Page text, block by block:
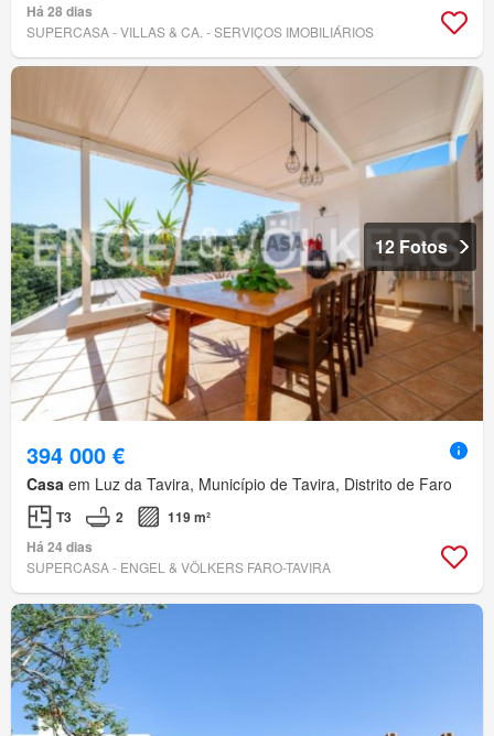
Há 28 dias
SUPERCASA - VILLAS & CA. - SERVIÇOS IMOBILIÁRIOS
12 Fotos
394 000 €
Casa em Luz da Tavira, Município de Tavira, Distrito de Faro
T3 2
119 m²
Há 24 dias
SUPERCASA - ENGEL & VÖLKERS FARO-TAVIRA